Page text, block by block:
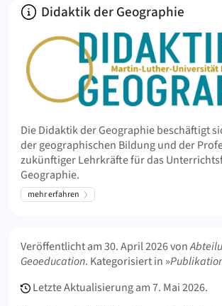
Über
Didaktik der Geographie
Die Didaktik der Geographie beschäftigt
der geographischen Bildung und der
zukünftiger Lehrkräfte für das
Geographie.
mehr erfahren
Veröffentlicht am30. April 2026von
Geoeducation. Kategorisiert in »
Letzte Aktualisierung am7. Mai 2026.